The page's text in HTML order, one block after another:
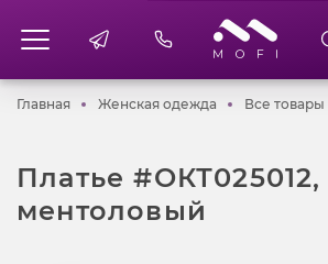
ГлавнаяГлавнаяЖенская одежда Женская одежда
Все товары
Платье #ОКТ025012,
ментоловый